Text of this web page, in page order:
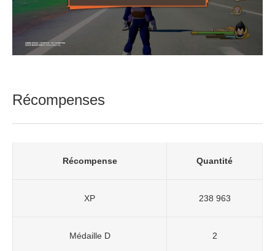
Récompenses
Récompense Quantité
XP 238 963
Médaille D 2